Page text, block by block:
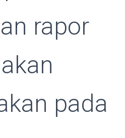
rapor
pada